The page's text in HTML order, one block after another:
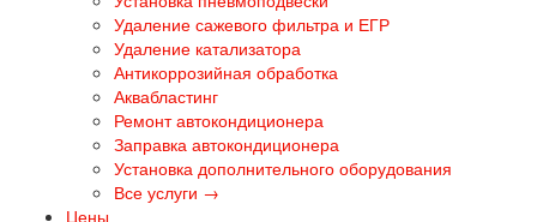
Удаление сажевого фильтра и ЕГР
Удаление катализатора
Антикоррозийная обработка
Аквабластинг
Ремонт автокондиционера
Заправка автокондиционера
Установка дополнительного оборудования
Все услуги →
Цены